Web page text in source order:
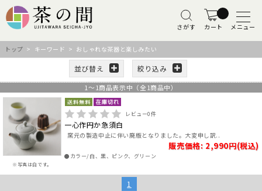
さがす カート メニュー
トップ > キーワード > おしゃれな茶器と楽しみたい
並び替え 絞り込み
1 ～ 1商品表示中（全 1商品中）
※写真は白です。
レビュー0件
一心作円か急須白
窯元の製造中止に伴い廃版となりました。大変申し訳..
販売価格: 2,990円(税込)
●カラー/白、黒、ピンク、グリーン
1